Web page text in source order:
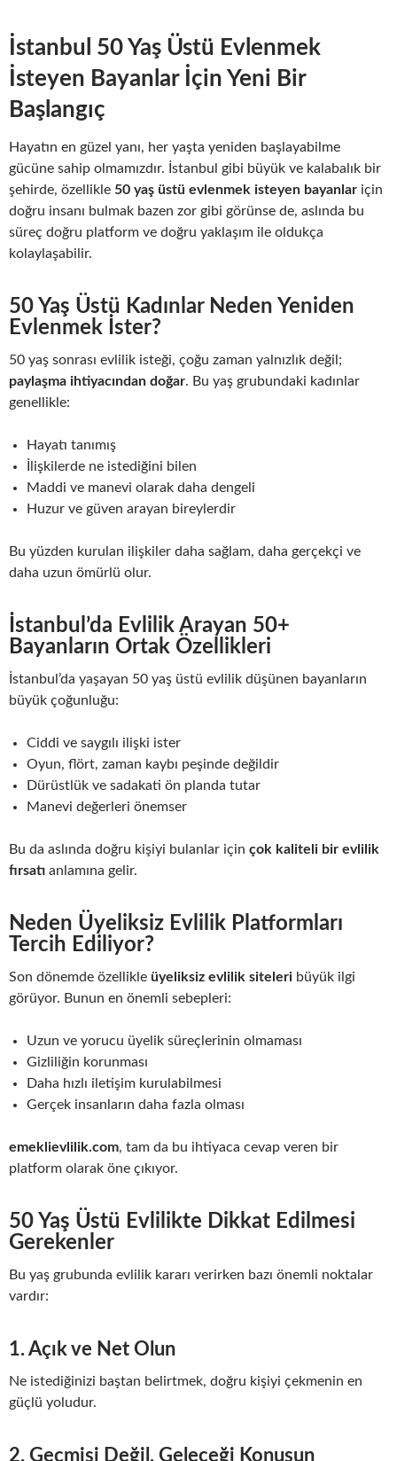
İstanbul 50 Yaş Üstü Evlenmek
İsteyen Bayanlar İçin Yeni Bir
Başlangıç
Hayatın en güzel yanı, her yaşta yeniden başlayabilme
gücüne sahip olmamızdır. İstanbul gibi büyük ve kalabalık bir
şehirde, özellikle 50 yaş üstü evlenmek isteyen bayanlar için
doğru insanı bulmak bazen zor gibi görünse de, aslında bu
süreç doğru platform ve doğru yaklaşım ile oldukça
kolaylaşabilir.
50 Yaş Üstü Kadınlar Neden Yeniden
Evlenmek İster?
50 yaş sonrası evlilik isteği, çoğu zaman yalnızlık değil;
paylaşma ihtiyacından doğar. Bu yaş grubundaki kadınlar
genellikle:
Hayatı tanımış
İlişkilerde ne istediğini bilen
Maddi ve manevi olarak daha dengeli
Huzur ve güven arayan bireylerdir
Bu yüzden kurulan ilişkiler daha sağlam, daha gerçekçi ve
daha uzun ömürlü olur.
İstanbul’da Evlilik Arayan 50+
Bayanların Ortak Özellikleri
İstanbul’da yaşayan 50 yaş üstü evlilik düşünen bayanların
büyük çoğunluğu:
Ciddi ve saygılı ilişki ister
Oyun, flört, zaman kaybı peşinde değildir
Dürüstlük ve sadakati ön planda tutar
Manevi değerleri önemser
Bu da aslında doğru kişiyi bulanlar için çok kaliteli bir evlilik
fırsatı anlamına gelir.
Neden Üyeliksiz Evlilik Platformları
Tercih Ediliyor?
Son dönemde özellikle üyeliksiz evlilik siteleri büyük ilgi
görüyor. Bunun en önemli sebepleri:
Uzun ve yorucu üyelik süreçlerinin olmaması
Gizliliğin korunması
Daha hızlı iletişim kurulabilmesi
Gerçek insanların daha fazla olması
emeklievlilik.com, tam da bu ihtiyaca cevap veren bir
platform olarak öne çıkıyor.
50 Yaş Üstü Evlilikte Dikkat Edilmesi
Gerekenler
Bu yaş grubunda evlilik kararı verirken bazı önemli noktalar
vardır:
1. Açık ve Net Olun
Ne istediğinizi baştan belirtmek, doğru kişiyi çekmenin en
güçlü yoludur.
2. Geçmişi Değil, Geleceği Konuşun